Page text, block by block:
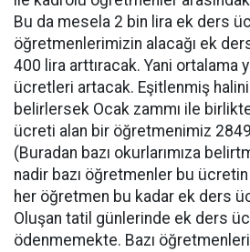
Bu da mesela 2 bin lira ek ders
öğretmenlerimizin alacağı ek
400 lira arttıracak. Yani ortalama
ücretleri artacak. Eşitlenmiş
belirlersek Ocak zammı ile
ücreti alan bir öğretmenimiz
(Buradan bazı okurlarımıza
nadir bazı öğretmenler bu
her öğretmen bu kadar ek ders
Oluşan tatil günlerinde ek ders
ödenmemekte. Bazı